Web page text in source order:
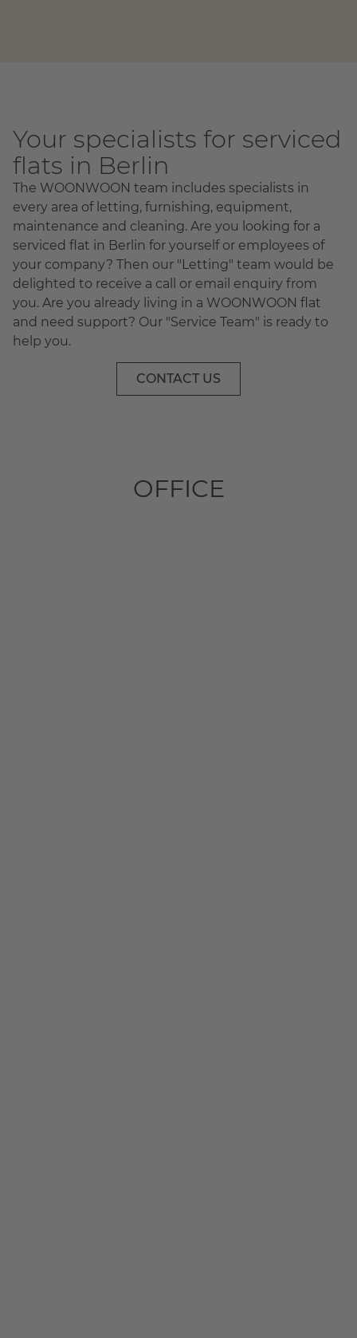
Your specialists for serviced
flats in Berlin
The WOONWOON team includes specialists in
every area of letting, furnishing, equipment,
maintenance and cleaning. Are you looking for a
serviced flat in Berlin for yourself or employees of
your company? Then our "Letting" team would be
delighted to receive a call or email enquiry from
you. Are you already living in a WOONWOON flat
and need support? Our "Service Team" is ready to
help you.
CONTACT US
OFFICE